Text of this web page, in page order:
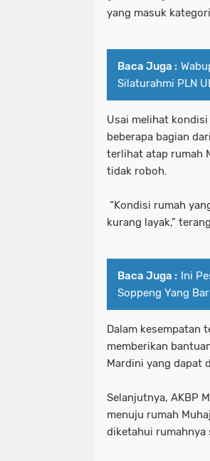
yang masuk
Baca Juga :
Silaturahmi PLN
Usai melihat
beberapa bagian
terlihat atap rumah
tidak roboh.
“Kondisi rumah
kurang layak,”
Baca Juga : Ini
Soppeng Yang
Dalam kesempatan
memberikan
Mardini yang dapat
Selanjutnya, AKBP
menuju rumah
diketahui rumahnya